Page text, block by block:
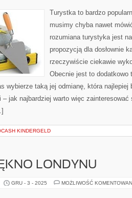
Turystka to bardzo
musimy chyba nawet
rozumiana turystyka jest
propozycją dla dosłownie
rzeczywiście ciekawie
Obecnie jest to dodatkowo
wybierze taką jej odmianę, która najlepiej
jak najbardziej warto więc zainteresować
KINDERGELD
LONDYNU
GRU - 3 - 2025 MOŻLIWOŚĆ